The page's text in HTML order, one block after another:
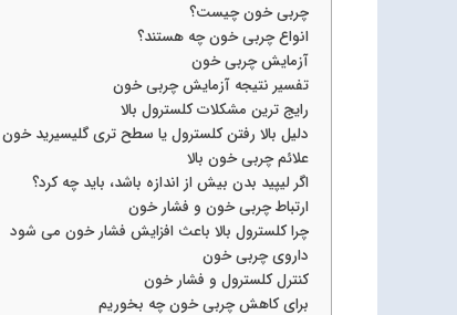
چربی خون چیست؟
انواع چربی خون چه هستند؟
آزمایش چربی خون
تفسیر نتیجه آزمایش چربی خون
رایج ترین مشکلات کلسترول بالا
دلیل بالا رفتن کلسترول یا سطح تری گلیسیرید
علائم چربی خون بالا
اگر لیپید بدن بیش از اندازه باشد، باید چه کرد؟
ارتباط چربی خون و فشار خون
چرا کلسترول بالا باعث افزایش فشار خون می شود
داروی چربی خون
کنترل کلسترول و فشار خون
برای کاهش چربی خون چه بخوریم